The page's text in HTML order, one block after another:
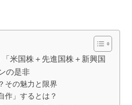
「米国株＋先進国株＋新興国
の是非
その魅力と限界
作」するとは？